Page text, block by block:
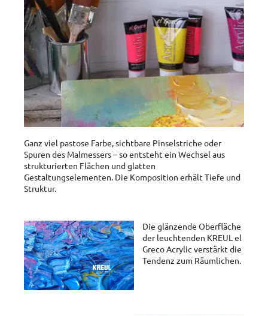
Ganz viel pastose Farbe, sichtbare Pinselstriche oder
Spuren des Malmessers – so entsteht ein Wechsel aus
strukturierten Flächen und glatten
Gestaltungselementen. Die Komposition erhält Tiefe und
Struktur.
Die glänzende Oberfläche
der leuchtenden KREUL el
Greco Acrylic verstärkt die
Tendenz zum Räumlichen.